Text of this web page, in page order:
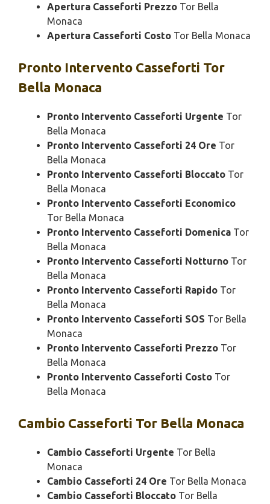
Apertura Casseforti Prezzo Tor Bella
Monaca
Apertura Casseforti Costo Tor Bella Monaca
Pronto Intervento Casseforti Tor
Bella Monaca
Pronto Intervento Casseforti Urgente Tor
Bella Monaca
Pronto Intervento Casseforti 24 Ore Tor
Bella Monaca
Pronto Intervento Casseforti Bloccato Tor
Bella Monaca
Pronto Intervento Casseforti Economico
Tor Bella Monaca
Pronto Intervento Casseforti Domenica Tor
Bella Monaca
Pronto Intervento Casseforti Notturno Tor
Bella Monaca
Pronto Intervento Casseforti Rapido Tor
Bella Monaca
Pronto Intervento Casseforti SOS Tor Bella
Monaca
Pronto Intervento Casseforti Prezzo Tor
Bella Monaca
Pronto Intervento Casseforti Costo Tor
Bella Monaca
Cambio Casseforti Tor Bella Monaca
Cambio Casseforti Urgente Tor Bella
Monaca
Cambio Casseforti 24 Ore Tor Bella Monaca
Cambio Casseforti Bloccato Tor Bella